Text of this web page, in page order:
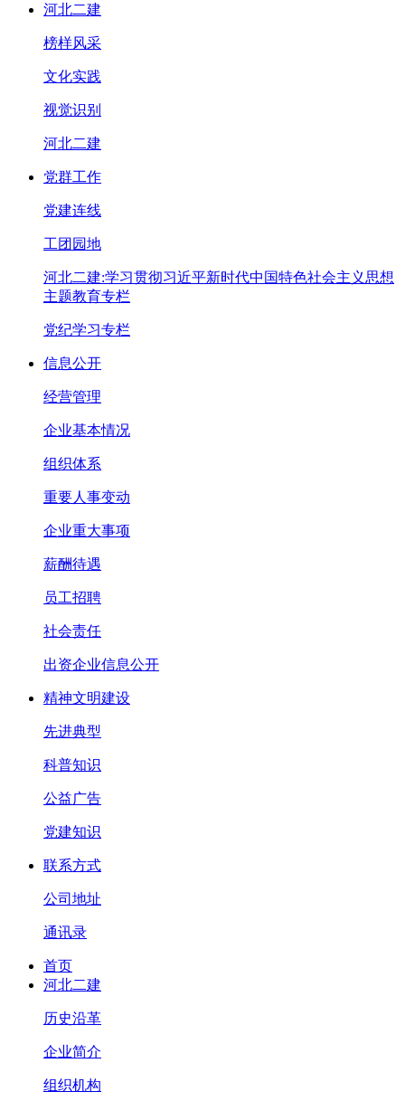
河北二建
榜样风采
文化实践
视觉识别
河北二建
党群工作
党建连线
工团园地
河北二建:学习贯彻习近平新时代中国特色社会主义思想
主题教育专栏
党纪学习专栏
信息公开
经营管理
企业基本情况
组织体系
重要人事变动
企业重大事项
薪酬待遇
员工招聘
社会责任
出资企业信息公开
精神文明建设
先进典型
科普知识
公益广告
党建知识
联系方式
公司地址
通讯录
首页
河北二建
历史沿革
企业简介
组织机构